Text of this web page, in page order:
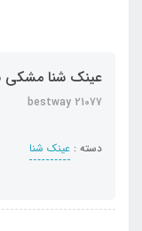
عینک شنا مشکی
bestway 21077
دسته : عینک شنا